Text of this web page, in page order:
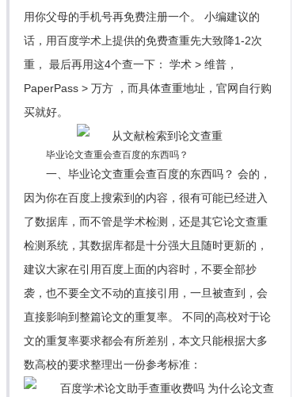
用你父母的手机号再免费注册一个。 小编建议的
话，用百度学术上提供的免费查重先大致降1-2次
重， 最后再用这4个查一下： 学术 > 维普，
PaperPass > 万方 ，而具体查重地址，官网自行购
买就好。
毕业论文查重会查百度的东西吗？
一、毕业论文查重会查百度的东西吗？ 会的，
因为你在百度上搜索到的内容，很有可能已经进入
了数据库，而不管是学术检测，还是其它论文查重
检测系统，其数据库都是十分强大且随时更新的，
建议大家在引用百度上面的内容时，不要全部抄
袭，也不要全文不动的直接引用，一旦被查到，会
直接影响到整篇论文的重复率。 不同的高校对于论
文的重复率要求都会有所差别，本文只能根据大多
数高校的要求整理出一份参考标准：